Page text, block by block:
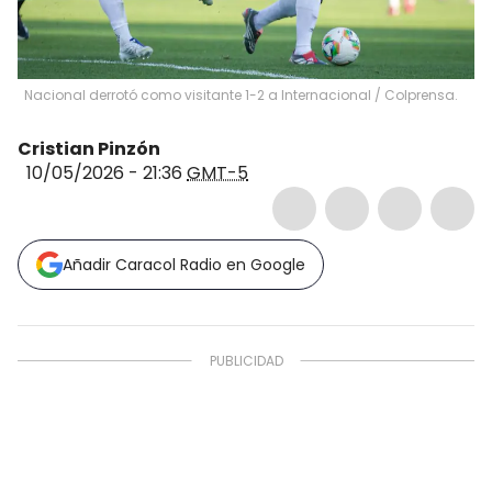
Nacional derrotó como visitante 1-2 a Internacional / Colprensa.
Cristian Pinzón
10/05/2026 - 21:36 GMT-5
Añadir Caracol Radio en Google